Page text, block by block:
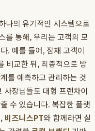
나의 유기적인 시스템으로
를 통해, 우리는 고객의 모
. 예를 들어, 잠재 고객이
비교한 뒤, 최종적으로 방
를 예측하고 관리하는 것
사장님들도 대형 프랜차이
수 있습니다. 복잡한 플랫
비즈니스PT와 함께라면 실